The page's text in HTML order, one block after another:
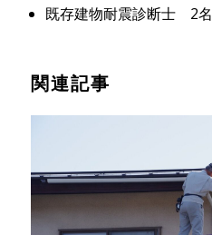
既存建物耐震診断士 2名
関連記事